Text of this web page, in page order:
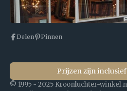
Delen Pinnen
Prijzen zijn inclusief
© 1995 - 2025